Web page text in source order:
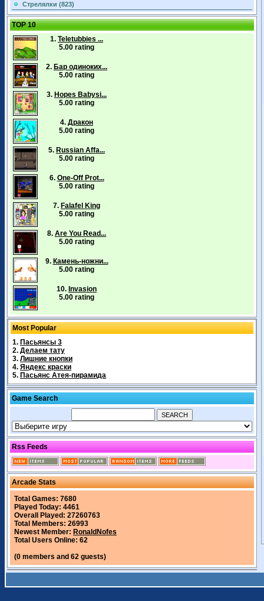
Стрелялки (823)
TOP 10
1. Teletubbies ...
5.00 rating
2. Бар одиноких...
5.00 rating
3. Hopes Babysi...
5.00 rating
4. Дракон
5.00 rating
5. Russian Affa...
5.00 rating
6. One-Off Prot...
5.00 rating
7. Falafel King
5.00 rating
8. Are You Read...
5.00 rating
9. Камень-ножни...
5.00 rating
10. Invasion
5.00 rating
Most Popular
1. Пасьянсы 3
2. Делаем тату
3. Лишние кнопки
4. Яндекс краски
5. Пасьянс Атея-пирамида
Game Search
Rss Feeds
Arcade Stats
Total Games: 7680
Played Today: 4461
Overall Played: 27260763
Total Members: 26993
Newest Member: RonaldNofes
Total Users Online: 62
(0 members and 62 guests)